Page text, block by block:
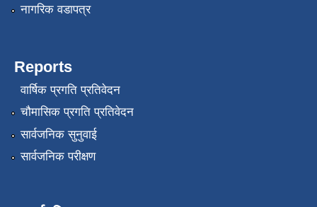
नागरिक वडापत्र
Reports
वार्षिक प्रगति प्रतिवेदन
चौमासिक प्रगति प्रतिवेदन
सार्वजनिक सुनुवाई
सार्वजनिक परीक्षण